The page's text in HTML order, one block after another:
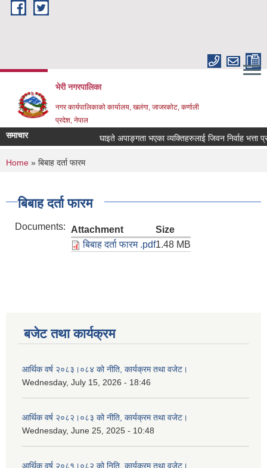
Skip to main content
भेरी नगरपालिका
नगर कार्यपालिकाको कार्यालय, खलंगा, जाजरकोट, कर्णाली
प्रदेश, नेपाल
समाचार घाइते अपाङ्गता भएका व्यक्तिहरुलाई जिवन निर्वाह भत्ता
You are here
Home » बिबाह दर्ता फारम
बिबाह दर्ता फारम
Documents: Attachment
Size
बिबाह दर्ता फारम .pdf1.48 MB
बजेट तथा कार्यक्रम
आर्थिक वर्ष २०८३।०८४ को नीति, कार्यक्रम तथा वजेट।
Wednesday, July 15, 2026 - 18:46
आर्थिक वर्ष २०८२।०८३ को नीति, कार्यक्रम तथा वजेट।
Wednesday, June 25, 2025 - 10:48
आर्थिक वर्ष २०८१।०८२ को निति, कार्यक्रम तथा वजेट।